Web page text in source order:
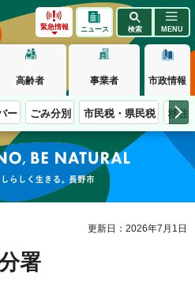
緊急情報 ニュース 検索 MENU
高齢者 事業者 市政情報
ー ごみ分別 市民税・県民税 移住
らしく生きる。長野市
更新日：2026年7月1日
署